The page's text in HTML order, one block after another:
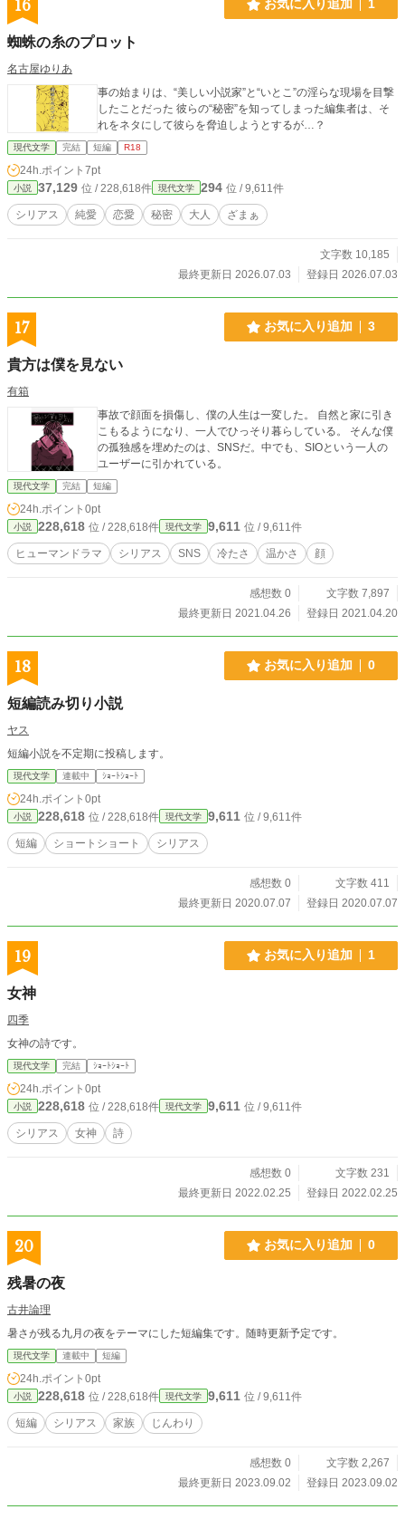
16 お気に入り追加 1
蜘蛛の糸のプロット
名古屋ゆりあ
事の始まりは、“美しい小説家”と“いとこ”の淫らな現場を目撃
したことだった 彼らの“秘密”を知ってしまった編集者は、そ
れをネタにして彼らを脅迫しようとするが…？
現代文学 完結 短編 R18
24h.ポイント 7pt
小説 37,129 位 / 228,618件 現代文学 294 位 / 9,611件
シリアス 純愛 恋愛 秘密 大人 ざまぁ
文字数 10,185
最終更新日 2026.07.03
登録日 2026.07.03
17 お気に入り追加 3
貴方は僕を見ない
有箱
事故で顔面を損傷し、僕の人生は一変した。 自然と家に引き
こもるようになり、一人でひっそり暮らしている。 そんな僕
の孤独感を埋めたのは、SNSだ。中でも、SIOという一人の
ユーザーに引かれている。
現代文学 完結 短編
24h.ポイント 0pt
小説 228,618 位 / 228,618件 現代文学 9,611 位 / 9,611件
ヒューマンドラマ シリアス SNS 冷たさ 温かさ 顔
感想数 0
文字数 7,897
最終更新日 2021.04.26
登録日 2021.04.20
18 お気に入り追加 0
短編読み切り小説
ヤス
短編小説を不定期に投稿します。
現代文学 連載中 ｼｮｰﾄｼｮｰﾄ
24h.ポイント 0pt
小説 228,618 位 / 228,618件 現代文学 9,611 位 / 9,611件
短編 ショートショート シリアス
感想数 0
文字数 411
最終更新日 2020.07.07
登録日 2020.07.07
19 お気に入り追加 1
女神
四季
女神の詩です。
現代文学 完結 ｼｮｰﾄｼｮｰﾄ
24h.ポイント 0pt
小説 228,618 位 / 228,618件 現代文学 9,611 位 / 9,611件
シリアス 女神 詩
感想数 0
文字数 231
最終更新日 2022.02.25
登録日 2022.02.25
20 お気に入り追加 0
残暑の夜
古井論理
暑さが残る九月の夜をテーマにした短編集です。随時更新予定です。
現代文学 連載中 短編
24h.ポイント 0pt
小説 228,618 位 / 228,618件 現代文学 9,611 位 / 9,611件
短編 シリアス 家族 じんわり
感想数 0
文字数 2,267
最終更新日 2023.09.02
登録日 2023.09.02